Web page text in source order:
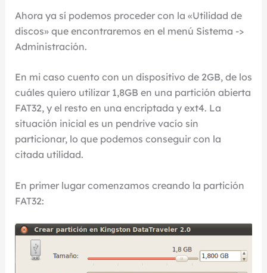
Ahora ya sí podemos proceder con la «Utilidad de
discos» que encontraremos en el menú Sistema ->
Administración.
En mi caso cuento con un dispositivo de 2GB, de los
cuáles quiero utilizar 1,8GB en una partición abierta
FAT32, y el resto en una encriptada y ext4. La
situación inicial es un pendrive vacío sin
particionar, lo que podemos conseguir con la
citada utilidad.
En primer lugar comenzamos creando la partición
FAT32: